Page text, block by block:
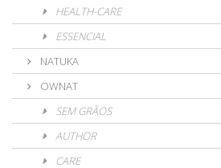
HEALTH-CARE
ESSENCIAL
NATUKA
OWNAT
SEM GRÃOS
AUTHOR
CARE